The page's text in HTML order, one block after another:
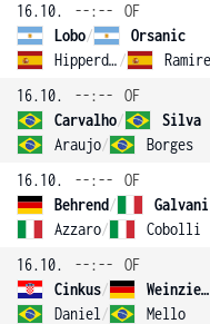
16.10. --:--
OF
Lobo/
Orsanic
Hipperdinger /
16.10.
--:--
OF
Carvalho/
Silva
Araujo/ Borges
16.10.
--:--
OF
Behrend/
Galvani
Azzaro/ Cobolli
16.10.
--:--
OF
Cinkus/
Weinzierl
Daniel / Mello